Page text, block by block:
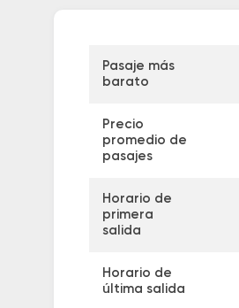
Pasaje más
barato
Precio
promedio de
pasajes
Horario de
primera
salida
Horario de
última salida